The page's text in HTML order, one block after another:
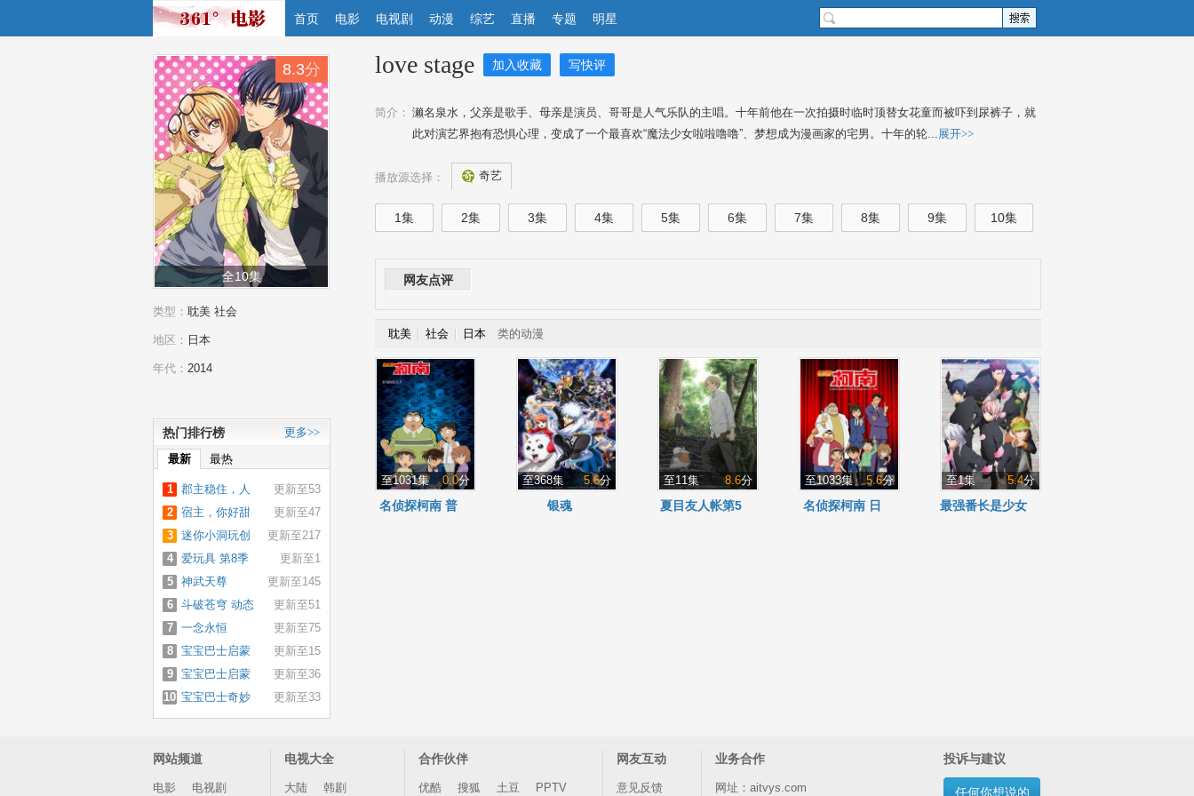
首页 电影 电视剧 动漫 综艺 直播 专题 明星
love stage 加入收藏 写快评
简介： 濑名泉水，父亲是歌手、母亲是演员、哥哥是人气乐队的主唱。十年前他在一次拍摄时临时顶替女花童而被吓到尿裤子，就
此对演艺界抱有恐惧心理，变成了一个最喜欢“魔法少女啦啦噜噜”、梦想成为漫画家的宅男。十年的轮...展开>>
播放源选择： 奇艺
1集 2集 3集 4集 5集 6集 7集 8集 9集 10集
网友点评
耽美 社会 日本 类的动漫
至1031集 0.0分
名侦探柯南 普
至368集 5.6分
银魂
至11集 8.6分
夏目友人帐第5
至1033集 5.6分
名侦探柯南 日
至1集 5.4分
最强番长是少女
8.3分
全10集
类型： 耽美 社会
地区： 日本
年代： 2014
热门排行榜
更多>>
最新
最热
1
郡主稳住，人
设不能崩
更新至53
2
宿主，你好甜
更新至47
3
迷你小洞玩创
造
更新至217
4
爱玩具 第8季
更新至1
5
神武天尊
更新至145
6
斗破苍穹 动态
漫画 第4季
更新至51
7
一念永恒
更新至75
8
宝宝巴士启蒙
音乐剧之救援
队出动
更新至15
9
宝宝巴士启蒙
音乐剧之细菌
来了
更新至36
10 宝宝巴士奇妙
大冒险
更新至33
网站频道
电影 电视剧
电视大全
大陆 韩剧
合作伙伴
优酷 搜狐 土豆 PPTV
网友互动
意见反馈
业务合作
网址：aitvys.com
投诉与建议
任何你想说的